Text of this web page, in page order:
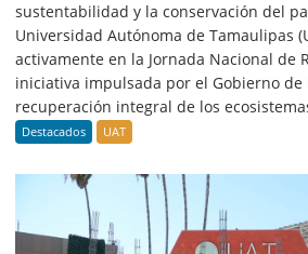
sustentabilidad y la conservación del
Universidad Autónoma de Tamaulipas
activamente en la Jornada Nacional de
iniciativa impulsada por el Gobierno de
recuperación integral de los
Destacados UAT